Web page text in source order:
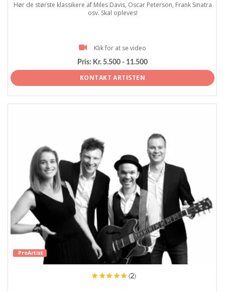
Hør de største klassikere af Miles Davis, Oscar Peterson, Frank Sinatra
osv. Skal opleves!
Klik for at se video
Pris: Kr. 5.500 - 11.500
KONTAKT ARTISTEN
ProArtist
(2)